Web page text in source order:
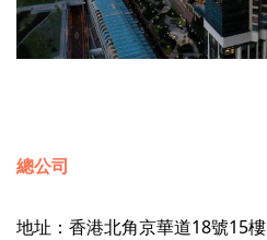
總公司
地址：香港北角京華道18號15樓